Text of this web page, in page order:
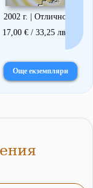
2002 г. | Отлично
17,00 € / 33,25 лв.
Още екземпляри